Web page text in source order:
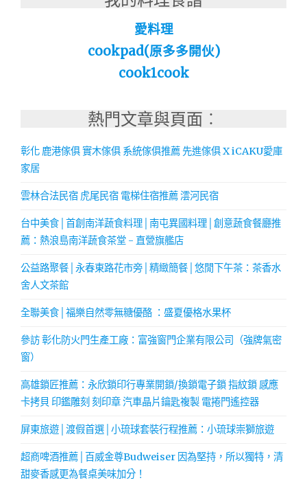
愛料理
cookpad(原多多開伙)
cook1cook
熱門文章與頁面︰
彰化 鹿港傢俱 實木傢俱 系統傢俱推薦 先進傢俱 X iCAKU愛庫
家居
雲林合法民宿 虎尾民宿 電梯住宿推薦 澐河民宿
台中美食│首創南洋蔬食料理│南屯異國料理│創意蔬食餐廳推
薦：熱浪島南洋蔬食茶堂 - 直營旗艦店
公益路聚餐│永春東路花市旁│精緻簡餐│悠閒下午茶：茶香水
舍人文茶館
全聯美食│福樂自然零無糖優酪 ：盛夏優格水果杯
參訪 彰化防火門生產工廠：富強窗門企業有限公司（強牌氣密
窗）
高雄鎖匠推薦：永欣鎖印行專業開鎖/換鎖電子鎖 指紋鎖 感應
卡拷貝 印鑑雕刻 刻印章 汽車晶片鑰匙複製 電捲門遙控器
屏東旅遊│渡假首選│小琉球套裝行程推薦：小琉球崇獅旅遊
超商啤酒推薦│百威金尊Budweiser 因為堅持，所以獨特，清
甜麥香感更為餐桌美味加分！